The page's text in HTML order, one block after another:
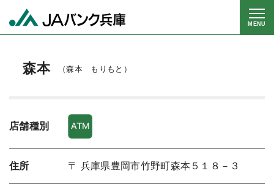
MENU
森本 （森本 もりもと）
店舗種別
住所 〒 兵庫県豊岡市竹野町森本５１８－３